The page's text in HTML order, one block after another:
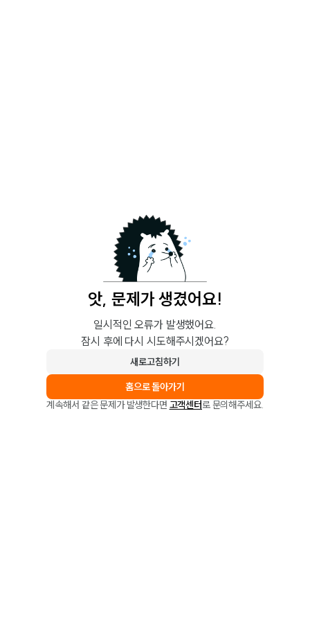
앗, 문제가 생겼어요!
일시적인 오류가 발생했어요.
잠시 후에 다시 시도해주시겠어요?
새로고침하기
홈으로 돌아가기
계속해서 같은 문제가 발생한다면 고객센터로 문의해주세요.